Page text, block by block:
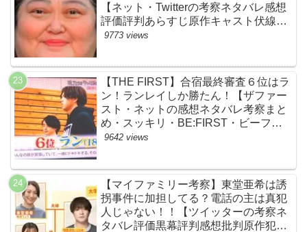
【ネット・Twitterの考察ネタバレ感想
評価評判あらすじ原作キャスト伏線ま
とめ】
9773 views
【THE FIRST】合宿最終審査６位はラ
ン！ランレイしか勝たん！【ザファー
スト・ネットの感想ネタバレ考察まと
め・スッキリ・BE:FIRST・ビーファ
ースト】
9642 views
【マイファミリー考察】東堂亜希は誘
拐事件に加担してる？電話の主は真犯
人じゃない！！【ツイッターの考察ネ
タバレ評価黒幕評判感想批判原作犯人